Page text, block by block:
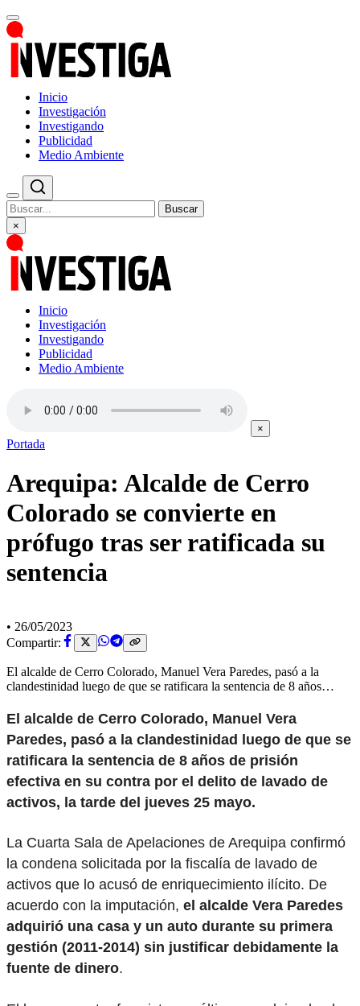
Inicio
Investigación
Investigando
Publicidad
Medio Ambiente
Buscar
×
Inicio
Investigación
Investigando
Publicidad
Medio Ambiente
×
Portada
Arequipa: Alcalde de Cerro
Colorado se convierte en
prófugo tras ser ratificada su
sentencia
• 26/05/2023
Compartir:
El alcalde de Cerro Colorado, Manuel Vera Paredes, pasó a la
clandestinidad luego de que se ratificara la sentencia de 8 años…
El alcalde de Cerro Colorado, Manuel Vera
Paredes, pasó a la clandestinidad luego de que se
ratificara la sentencia de 8 años de prisión
efectiva en su contra por el delito de lavado de
activos, la tarde del jueves 25 mayo.
La Cuarta Sala de Apelaciones de Arequipa confirmó
la condena solicitada por la fiscalía de lavado de
activos que lo acusó de enriquecimiento ilícito. De
acuerdo con la imputación, el alcalde Vera Paredes
adquirió una casa y un auto durante su primera
gestión (2011-2014) sin justificar debidamente la
fuente de dinero.